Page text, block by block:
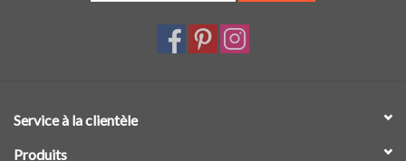
Service à la clientèle
Produits